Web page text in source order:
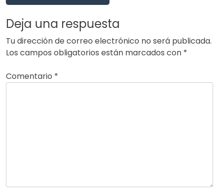
Deja una respuesta
Tu dirección de correo electrónico no será publicada.
Los campos obligatorios están marcados con *
Comentario *